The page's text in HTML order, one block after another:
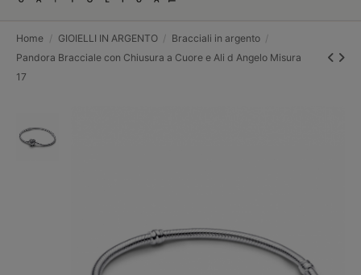
Home GIOIELLI IN ARGENTO
Bracciali in argento
Pandora Bracciale con Chiusura a Cuore e Ali d Angelo Misura
17